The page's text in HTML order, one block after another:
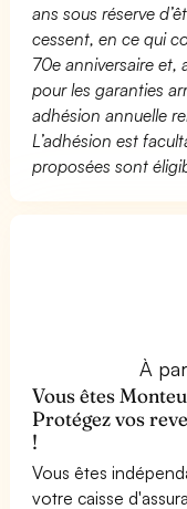
ans sous réserve
cessent, en ce qui
70e anniversaire et,
pour les garanties
adhésion annuelle
L’adhésion est
proposées sont
À
Vous êtes
Protégez vos
!
Vous êtes
votre caisse